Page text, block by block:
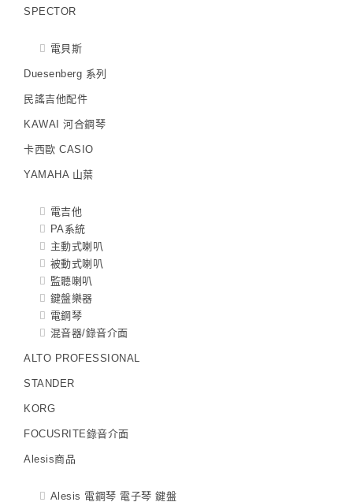
SPECTOR
電貝斯
Duesenberg 系列
民謠吉他配件
KAWAI 河合鋼琴
卡西歐 CASIO
YAMAHA 山葉
電吉他
PA系統
主動式喇叭
被動式喇叭
監聽喇叭
鍵盤樂器
電鋼琴
混音器/錄音介面
ALTO PROFESSIONAL
STANDER
KORG
FOCUSRITE錄音介面
Alesis商品
Alesis 電鋼琴 電子琴 鍵盤